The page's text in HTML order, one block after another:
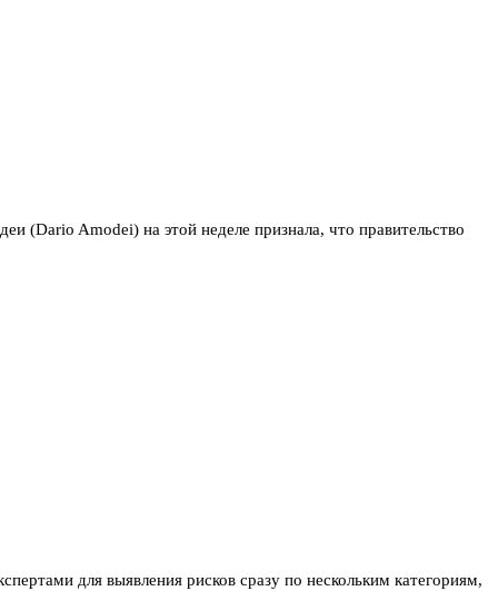
(Dario Amodei) на этой неделе признала, что правительство
для выявления рисков сразу по нескольким категориям,